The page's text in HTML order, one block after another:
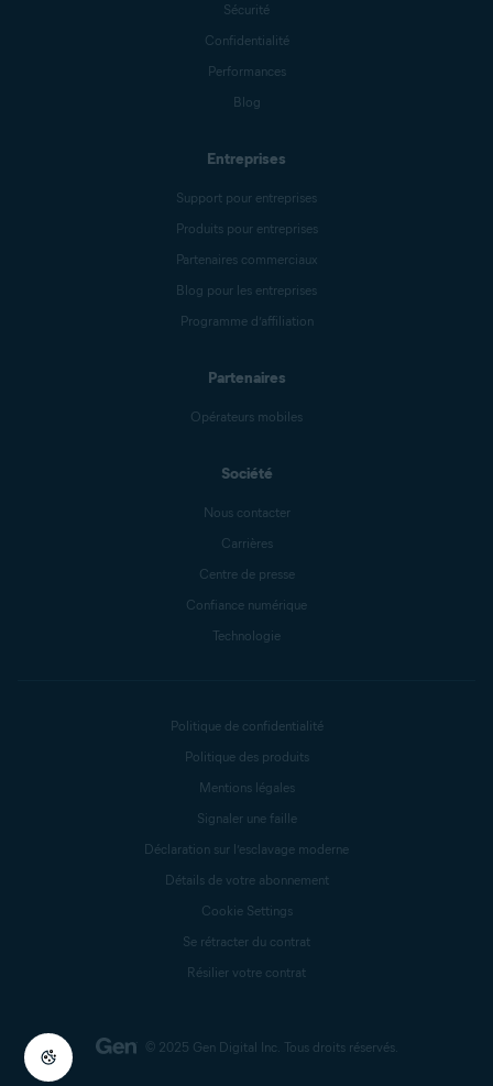
Sécurité
Confidentialité
Performances
Blog
Entreprises
Support pour entreprises
Produits pour entreprises
Partenaires commerciaux
Blog pour les entreprises
Programme d’affiliation
Partenaires
Opérateurs mobiles
Société
Nous contacter
Carrières
Centre de presse
Confiance numérique
Technologie
© 2025 Gen Digital Inc. Tous droits réservés.
Politique de confidentialité
Politique des produits
Mentions légales
Signaler une faille
Déclaration sur l’esclavage moderne
Détails de votre abonnement
Cookie Settings
Se rétracter du contrat
Résilier votre contrat